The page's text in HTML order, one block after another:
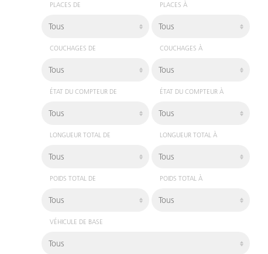
PLACES DE PLACES À
COUCHAGES DE COUCHAGES À
ÉTAT DU COMPTEUR DE ÉTAT DU COMPTEUR À
LONGUEUR TOTAL DE LONGUEUR TOTAL À
POIDS TOTAL DE POIDS TOTAL À
VÉHICULE DE BASE